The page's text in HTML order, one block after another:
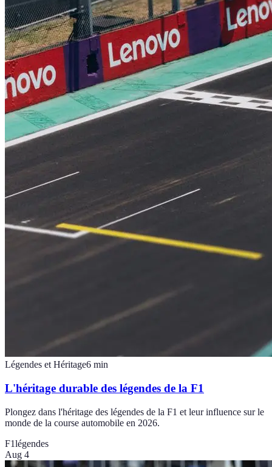
Légendes et Héritage6 min
L'héritage durable des légendes de la F1
Plongez dans l'héritage des légendes de la F1 et leur influence sur le
monde de la course automobile en 2026.
F1légendes
Aug 4